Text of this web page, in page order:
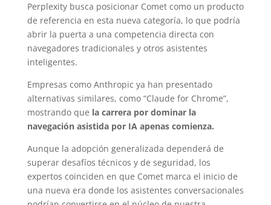
Perplexity busca posicionar Comet como un producto
de referencia en esta nueva categoría, lo que podría
abrir la puerta a una competencia directa con
navegadores tradicionales y otros asistentes
inteligentes.
Empresas como Anthropic ya han presentado
alternativas similares, como “Claude for Chrome”,
mostrando que la carrera por dominar la
navegación asistida por IA apenas comienza.
Aunque la adopción generalizada dependerá de
superar desafíos técnicos y de seguridad, los
expertos coinciden en que Comet marca el inicio de
una nueva era donde los asistentes conversacionales